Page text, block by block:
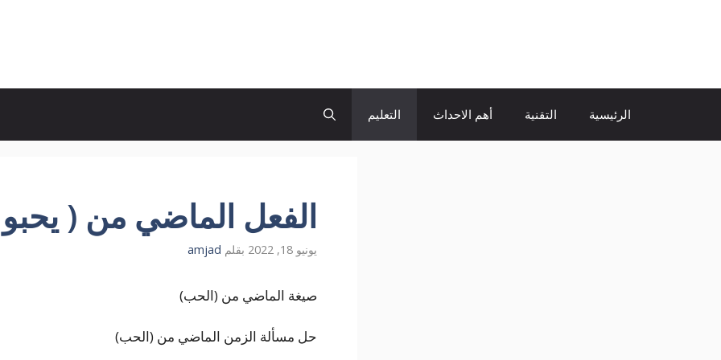
الرئيسية التقنية أهم الاحداث التعليم
الفعل الماضي من (
يونيو 18, 2022 بقلم amjad
صيغة الماضي من (الحب)
حل مسألة الزمن الماضي من (الحب)